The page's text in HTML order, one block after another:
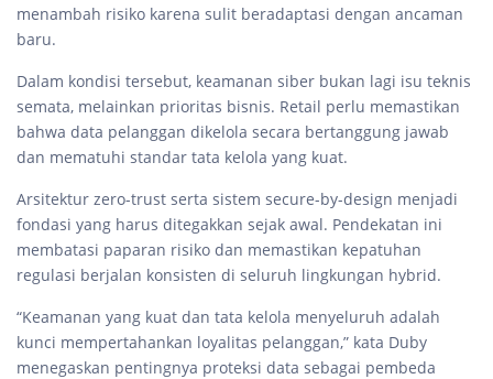
menambah risiko karena sulit beradaptasi dengan ancaman
baru.
Dalam kondisi tersebut, keamanan siber bukan lagi isu teknis
semata, melainkan prioritas bisnis. Retail perlu memastikan
bahwa data pelanggan dikelola secara bertanggung jawab
dan mematuhi standar tata kelola yang kuat.
Arsitektur zero-trust serta sistem secure-by-design menjadi
fondasi yang harus ditegakkan sejak awal. Pendekatan ini
membatasi paparan risiko dan memastikan kepatuhan
regulasi berjalan konsisten di seluruh lingkungan hybrid.
“Keamanan yang kuat dan tata kelola menyeluruh adalah
kunci mempertahankan loyalitas pelanggan,” kata Duby
menegaskan pentingnya proteksi data sebagai pembeda